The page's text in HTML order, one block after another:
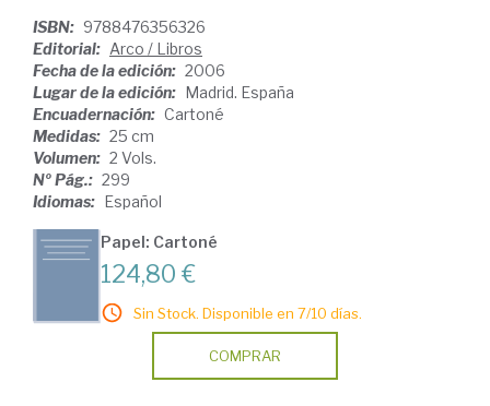
ISBN: 9788476356326
Editorial: Arco / Libros
Fecha de la edición: 2006
Lugar de la edición: Madrid. España
Encuadernación: Cartoné
Medidas: 25 cm
Volumen: 2 Vols.
Nº Pág.: 299
Idiomas: Español
Papel: Cartoné
124,80 €
Sin Stock. Disponible en 7/10 días.
COMPRAR